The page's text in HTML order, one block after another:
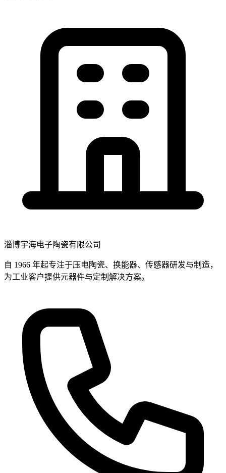
淄博宇海电子陶瓷有限公司
自 1966 年起专注于压电陶瓷、换能器、传感器研发与制造，
为工业客户提供元器件与定制解决方案。